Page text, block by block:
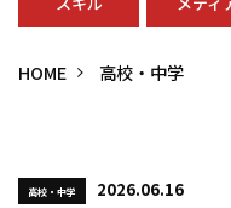
スキル メディ
HOME 高校・中学
高校・中学 2026.06.16